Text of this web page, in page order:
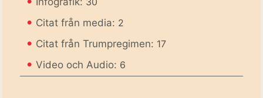
• Citat från media: 2
• Citat från Trumpregimen: 17
• Video och Audio: 6